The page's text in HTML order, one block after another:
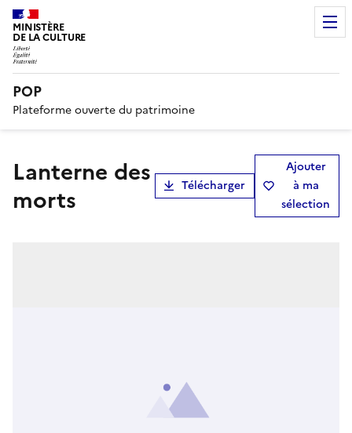
MINISTÈRE
DE LA CULTURE
POP
Plateforme ouverte du patrimoine
lanterne des
morts
Télécharger
Ajouter
à ma
sélection